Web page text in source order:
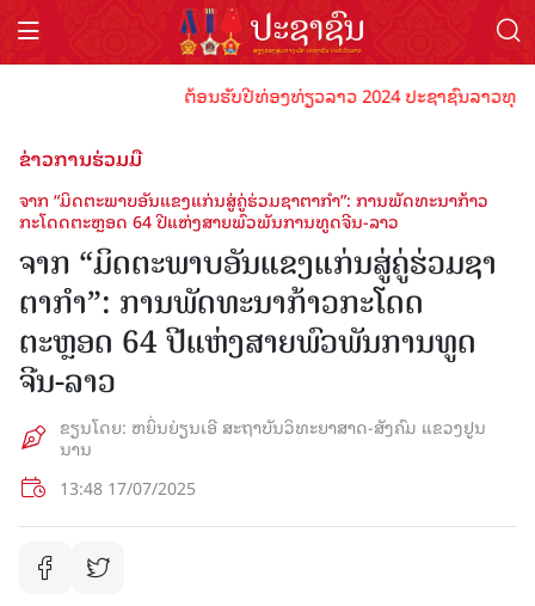
ຕ້ອນຮັບປີທ່ອງທ່ຽວລາວ 2024 ປະຊາຊົນລາວທຸກຄົນ
ຂ່າວການຮ່ວມມື
ຈາກ “ມິດຕະພາບອັນແຂງແກ່ນສູ່ຄູ່ຮ່ວມຊາ​ຕາ​ກຳ”: ການພັດທະນາກ້າວ
ກະໂດດຕະຫຼອດ 64 ປີແຫ່ງສາຍ​ພົວພັນການທູດຈີນ-ລາວ
ຈາກ “ມິດຕະພາບອັນແຂງແກ່ນສູ່ຄູ່ຮ່ວມຊາ​
ຕາ​ກຳ”: ການພັດທະນາກ້າວກະໂດດ
ຕະຫຼອດ 64 ປີແຫ່ງສາຍ​ພົວພັນການທູດ
ຈີນ-ລາວ
ຂຽນໂດຍ: ຫຍິ່ນຍ່ຽນເອີ ສະ​ຖາ​ບັນ​ວິ​ທະ​ຍາ​ສາດ-ສັງ​ຄົມ ແຂວງ​​ຢູນ​
ນານ
13:48 17/07/2025